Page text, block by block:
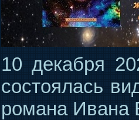
10 декабря
состоялась
романа Ивана